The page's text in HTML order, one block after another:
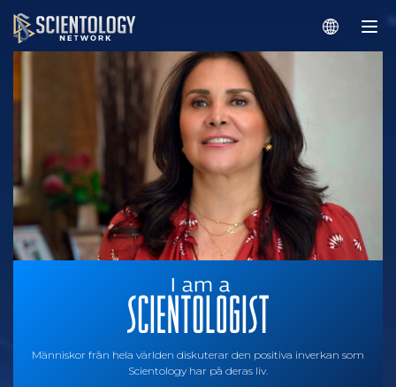
Människor från hela världen diskuterar den positiva inverkan som
Scientology har på deras liv.